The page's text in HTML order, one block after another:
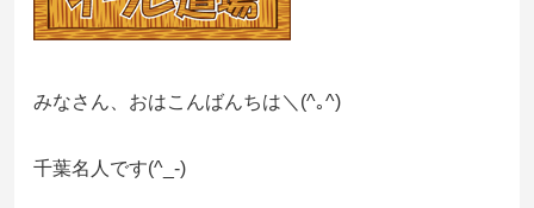
みなさん、おはこんばんちは＼(^｡^)
千葉名人です(^_-)